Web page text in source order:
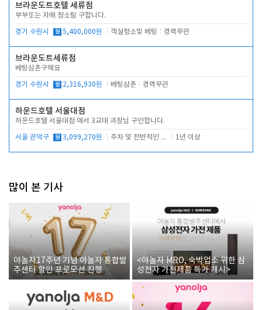
브라운도트호텔 세류점
부부또는 자매 청소팀 구합니다.
경기 수원시 월 5,400,000원 객실청소및 베팅 경력무관
브라운도트세류점
베팅삼촌구해요
경기 수원시 월 2,316,930원 베팅삼촌 경력무관
하운드호텔 서울대점
하운드호텔 서울대점 에서 3교대 과장님 구인합니다.
서울 관악구 월 3,099,270원 주차 및 전반적인 당번업무 1년 이상
많이 본 기사
야놀자17주년 기념 야놀자 통합발
주센터 할인 프로모션 진행
<야놀자 MRO, 숙박업소 위한 삼
성전자 가전제품 특가 개시>